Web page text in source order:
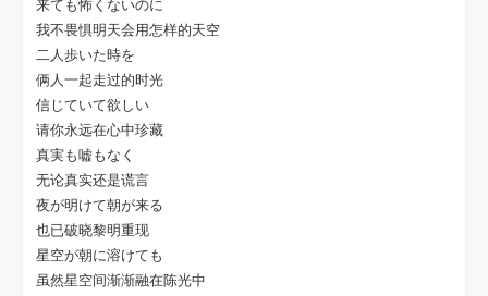
来ても怖くないのに
我不畏惧明天会用怎样的天空
二人歩いた時を
俩人一起走过的时光
信じていて欲しい
请你永远在心中珍藏
真実も嘘もなく
无论真实还是谎言
夜が明けて朝が来る
也已破晓黎明重现
星空が朝に溶けても
虽然星空间渐渐融在陈光中